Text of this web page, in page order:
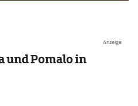
Anzeige
und Pomalo in